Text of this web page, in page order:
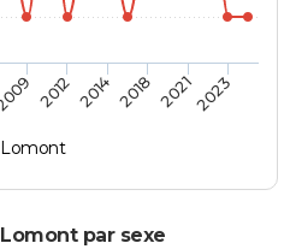
Lomont
2012 2014 2018 20212023
par sexe